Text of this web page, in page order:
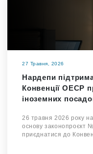
27 Травня, 2026
Нардепи
Конвенції ОЕСР
іноземних
26 травня 2026 року
основу законопроєкт
приєднатися до